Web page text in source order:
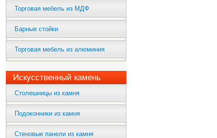
Торговая мебель из МДФ
Барные стойки
Торговая мебель из алюминия
Искусственный камень
Столешницы из камня
Подоконники из камня
Стеновые панели из камня